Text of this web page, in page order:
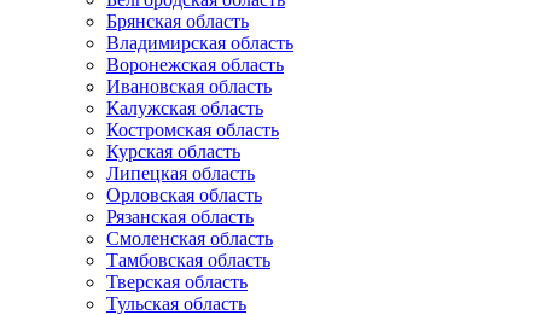
Брянская область
Владимирская область
Воронежская область
Ивановская область
Калужская область
Костромская область
Курская область
Липецкая область
Орловская область
Рязанская область
Смоленская область
Тамбовская область
Тверская область
Тульская область